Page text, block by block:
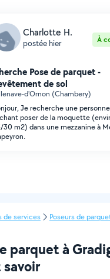
Charlotte H.
postée hier À
Pose de parquet -
de sol
d'Ornon (Chambery)
Je recherche une personne
poser de la moquette
30 m2) dans une mezzanine à
de services Poseurs de
parquet à
savoir